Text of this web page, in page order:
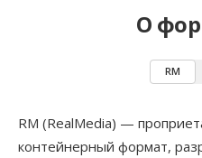
О
RM
RM (RealMedia) —
контейнерный формат,